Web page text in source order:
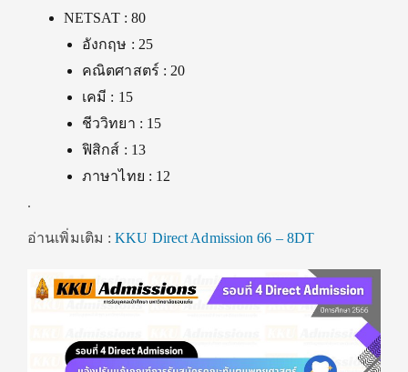
NETSAT : 80
อังกฤษ : 25
คณิตศาสตร์ : 20
เคมี : 15
ชีววิทยา : 15
ฟิสิกส์ : 13
ภาษาไทย : 12
.
อ่านเพิ่มเติม :KKU Direct Admission 66 – 8DT